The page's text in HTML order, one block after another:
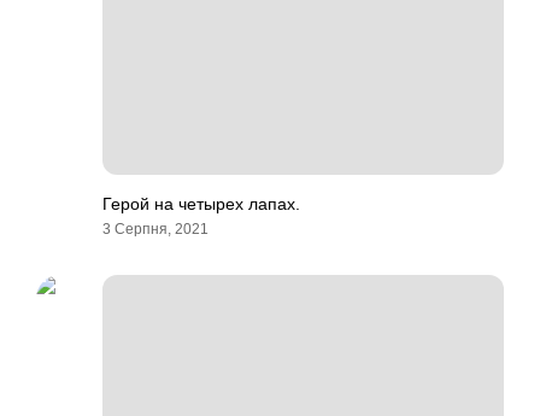
Герой на четырех лапах.
3 Серпня, 2021